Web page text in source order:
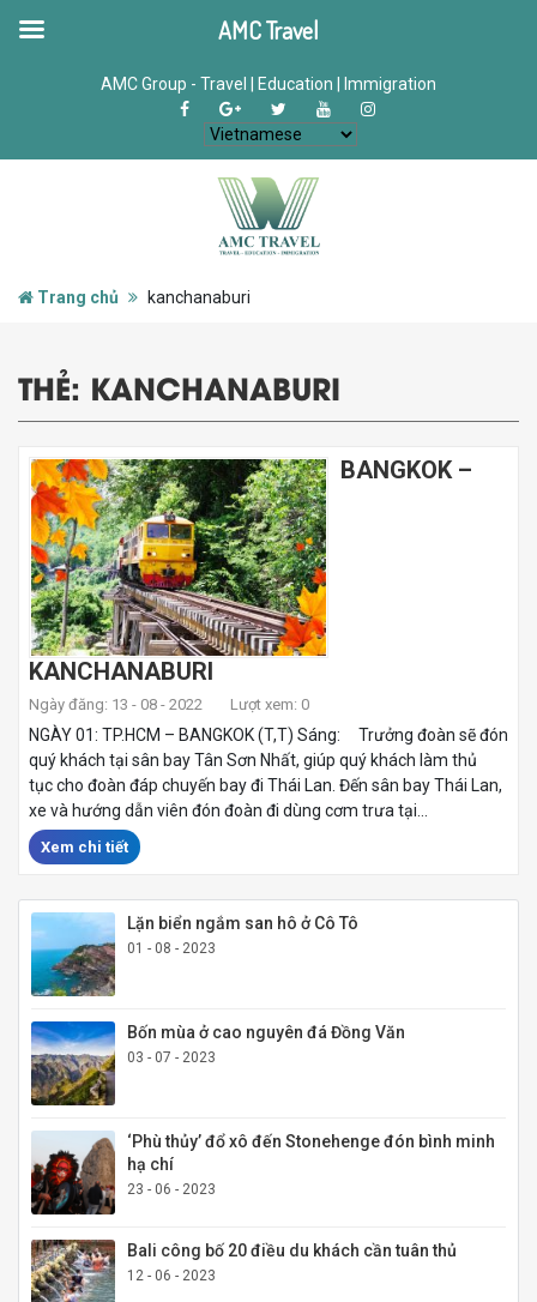
AMC Group - Travel | Education | Immigration
Trang chủ kanchanaburi
THẺ: KANCHANABURI
BANGKOK –
KANCHANABURI
Ngày đăng: 13 - 08 - 2022 Lượt xem: 0
NGÀY 01: TP.HCM – BANGKOK (T,T) Sáng: Trưởng đoàn sẽ đón
quý khách tại sân bay Tân Sơn Nhất, giúp quý khách làm thủ
tục cho đoàn đáp chuyến bay đi Thái Lan. Đến sân bay Thái Lan,
xe và hướng dẫn viên đón đoàn đi dùng cơm trưa tại...
Xem chi tiết
Lặn biển ngắm san hô ở Cô Tô
01 - 08 - 2023
Bốn mùa ở cao nguyên đá Đồng Văn
03 - 07 - 2023
‘Phù thủy’ đổ xô đến Stonehenge đón bình minh
hạ chí
23 - 06 - 2023
Bali công bố 20 điều du khách cần tuân thủ
12 - 06 - 2023
AMC Travel